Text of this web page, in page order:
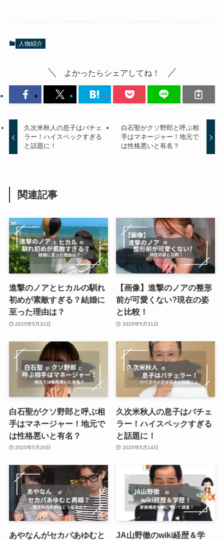
人物紹介
よかったらシェアしてね！
久次米秋人の息子はバチェ
ラー！ハイスペックすぎる
と話題に！
白石聖がクソ野郎と呼ぶ相
手はマネージャー！地元で
は性格悪いと有名？
関連記事
進撃のノアとヒカルの馴れ
初めが素敵すぎる？結婚に
至った理由は？
2025年5月31日
【画像】進撃のノアの整形
前が可愛くない?現在の姿
と比較！
2025年5月31日
白石聖がクソ野郎と呼ぶ相
手はマネージャー！地元で
は性格悪いと有名？
2025年5月20日
久次米秋人の息子はバチェ
ラー！ハイスペックすぎる
と話題に！
2025年5月14日
あやなんがセカパあゆむと
JA山野徹のwiki経歴＆学